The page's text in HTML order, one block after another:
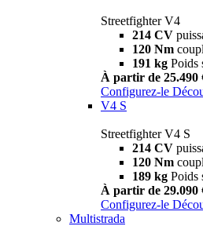
Streetfighter V4
214 CV
120 Nm
191 kg Poids
À partir de 25.490
Configurez-le
V4 S
Streetfighter V4 S
214 CV
120 Nm
189 kg Poids
À partir de 29.090
Configurez-le
Multistrada